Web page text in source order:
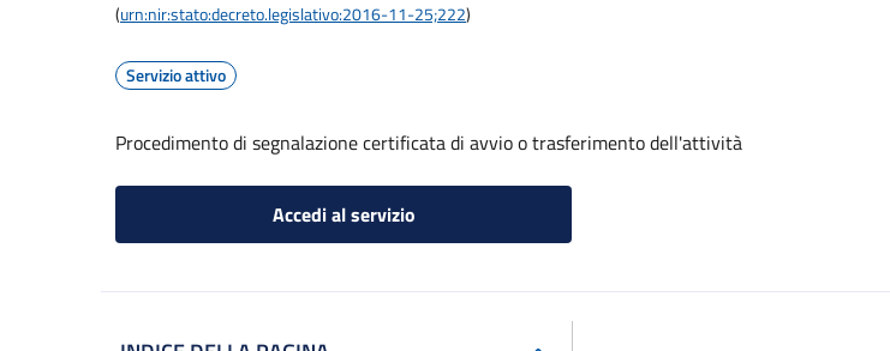
(urn:nir:stato:decreto.legislativo:2016-11-25;222)
Servizio attivo
Procedimento di segnalazione certificata di avvio o trasferimento dell'attività
Accedi al servizio